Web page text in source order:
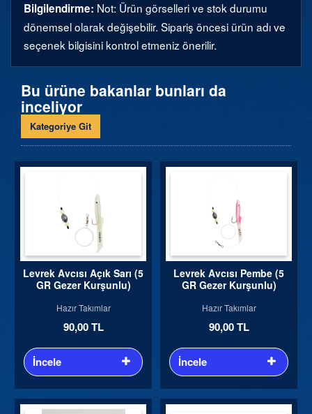
Bilgilendirme: Not: Ürün görselleri ve stok durumu
dönemsel olarak değişebilir. Sipariş öncesi ürün adı ve
seçenek bilgisini kontrol etmeniz önerilir.
Bu ürüne bakanlar bunları da
inceliyor
Kategoriye Git
Levrek Avcısı Açık Sarı (5
GR Gezer Kurşunlu)
Hazır Takımlar
90,00 TL
İncele
Levrek Avcısı Pembe (5
GR Gezer Kurşunlu)
Hazır Takımlar
90,00 TL
İncele